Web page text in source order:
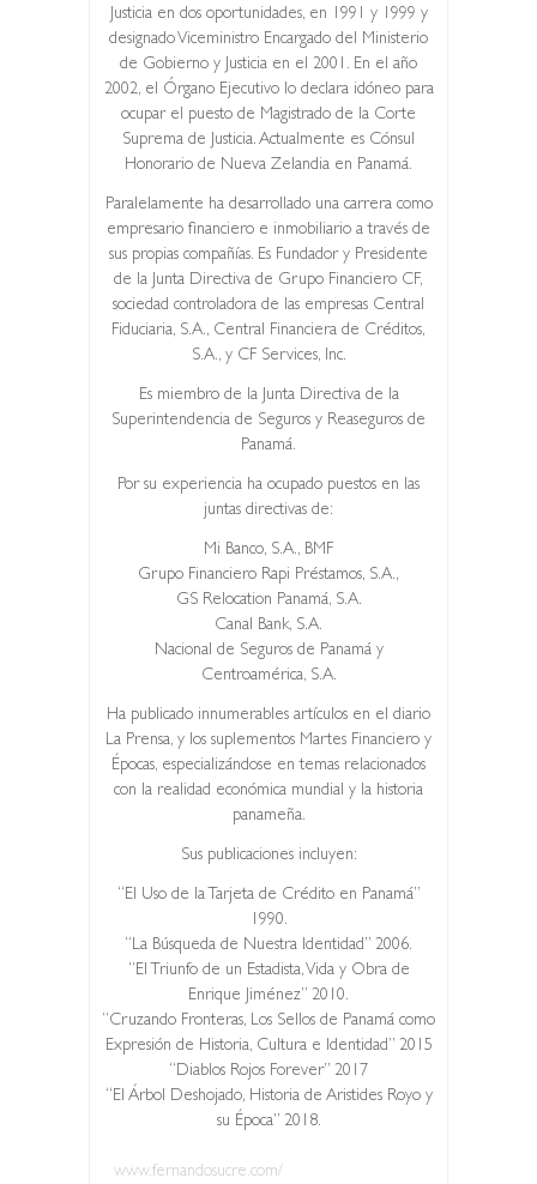
Justicia en dos oportunidades, en 1991 y 1999 y
designado Viceministro Encargado del Ministerio
de Gobierno y Justicia en el 2001. En el año
2002, el Órgano Ejecutivo lo declara idóneo para
ocupar el puesto de Magistrado de la Corte
Suprema de Justicia. Actualmente es Cónsul
Honorario de Nueva Zelandia en Panamá.
Paralelamente ha desarrollado una carrera como
empresario financiero e inmobiliario a través de
sus propias compañías. Es Fundador y Presidente
de la Junta Directiva de Grupo Financiero CF,
sociedad controladora de las empresas Central
Fiduciaria, S.A., Central Financiera de Créditos,
S.A., y CF Services, Inc.
Es miembro de la Junta Directiva de la
Superintendencia de Seguros y Reaseguros de
Panamá.
Por su experiencia ha ocupado puestos en las
juntas directivas de:
Mi Banco, S.A., BMF
Grupo Financiero Rapi Préstamos, S.A.,
GS Relocation Panamá, S.A.
Canal Bank, S.A.
Nacional de Seguros de Panamá y
Centroamérica, S.A.
Ha publicado innumerables artículos en el diario
La Prensa, y los suplementos Martes Financiero y
Épocas, especializándose en temas relacionados
con la realidad económica mundial y la historia
panameña.
Sus publicaciones incluyen:
“El Uso de la Tarjeta de Crédito en Panamá”
1990.
“La Búsqueda de Nuestra Identidad” 2006.
“El Triunfo de un Estadista, Vida y Obra de
Enrique Jiménez” 2010.
“Cruzando Fronteras, Los Sellos de Panamá como
Expresión de Historia, Cultura e Identidad” 2015
“Diablos Rojos Forever” 2017
“El Árbol Deshojado, Historia de Aristides Royo y
su Época” 2018.
www.fernandosucre.com/